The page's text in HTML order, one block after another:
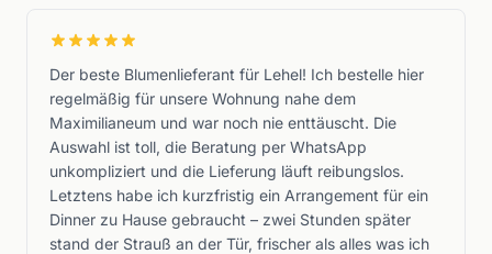
Der beste Blumenlieferant für Lehel! Ich bestelle hier
regelmäßig für unsere Wohnung nahe dem
Maximilianeum und war noch nie enttäuscht. Die
Auswahl ist toll, die Beratung per WhatsApp
unkompliziert und die Lieferung läuft reibungslos.
Letztens habe ich kurzfristig ein Arrangement für ein
Dinner zu Hause gebraucht – zwei Stunden später
stand der Strauß an der Tür, frischer als alles was ich